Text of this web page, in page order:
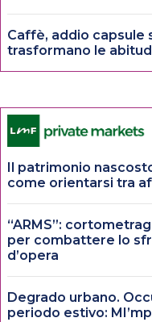
Caffè, addio capsule
trasformano le
Il patrimonio
come orientarsi tra
“ARMS”:
per combattere lo
d’opera
Degrado urbano.
periodo estivo: